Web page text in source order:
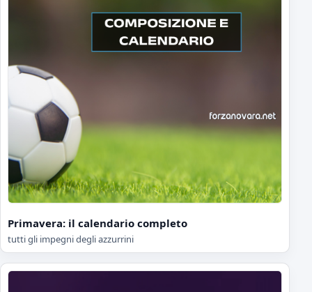
Primavera: il calendario completo
tutti gli impegni degli azzurrini